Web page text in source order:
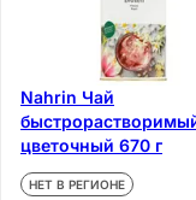
Nahrin Чай
цветочный 670 г
НЕТ В РЕГИОНЕ